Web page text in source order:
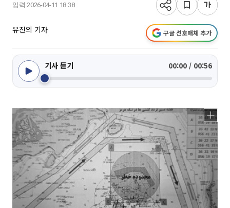
입력 2026-04-11 18:38
유진의 기자 구글 선호매체 추가
기사 듣기 00:00 / 00:56